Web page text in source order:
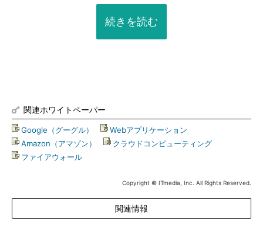
続きを読む
関連ホワイトペーパー
Google（グーグル） Webアプリケーション
Amazon（アマゾン）
クラウドコンピューティング
ファイアウォール
Copyright © ITmedia, Inc. All Rights Reserved.
関連情報